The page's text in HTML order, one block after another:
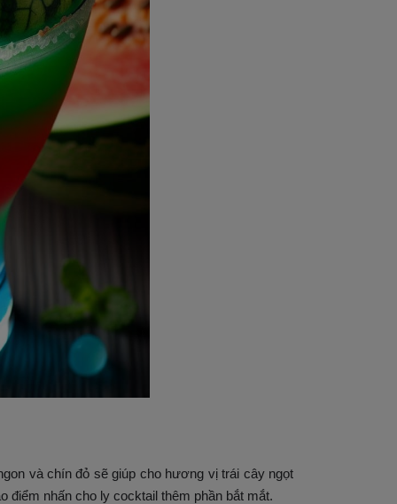
và chín đỏ sẽ giúp cho hương vị trái cây ngọt
điểm nhấn cho ly cocktail thêm phần bắt mắt.